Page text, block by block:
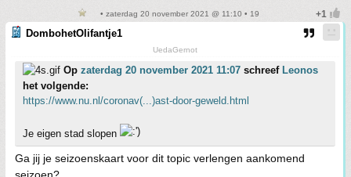
• zaterdag 20 november 2021 @ 11:10 • 19
DombohetOlifantje1
UedaGernot
Op zaterdag 20 november 2021 11:07 schreef Leonos
het volgende:
https://www.nu.nl/coronav(...)ast-door-geweld.html
Je eigen stad slopen
Ga jij je seizoenskaart voor dit topic verlengen aankomend